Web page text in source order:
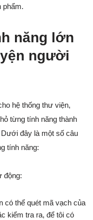
phẩm.
năng lớn
người
hệ thống thư viện,
từng tính năng thành
đây là một số câu
tính năng:
động:
có thể quét mã vạch của
kiểm tra ra, để tôi có